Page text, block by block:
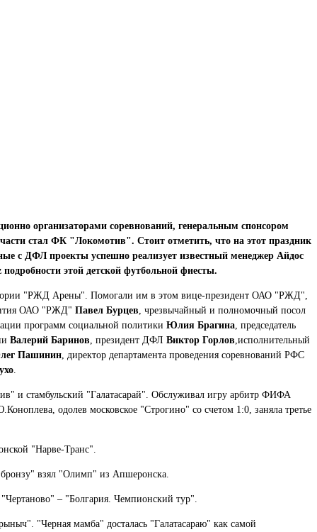
организаторами соревнований, генеральным спонсором
стал ФК "Локомотив". Стоит отметить, что на этот праздник
с ДФЛ проекты успешно реализует известный менеджер Айдос
этой детской футбольной фиесты.
"РЖД Арены". Помогали им в этом вице-президент ОАО "РЖД",
ОАО "РЖД" Павел Бурцев , чрезвычайный и полномочный посол
программ социальной политики Юлия Брагина , председатель
Валерий Баринов , президент ДФЛ Виктор Горлов ,исполнительный
Пашинин , директор департамента проведения соревнований РФС
и стамбульский "Галатасарай". Обслуживал игру арбитр ФИФА
одолев московское "Строгино" со счетом 1:0, заняла третье
"Нарве-Транс".
взял "Олимп" из Апшеронска.
– "Болгария. Чемпионский тур".
"Черная мамба" досталась "Галатасараю" как самой